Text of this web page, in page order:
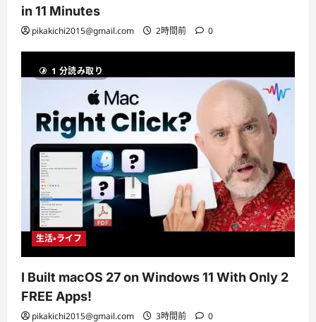
in 11 Minutes
pikakichi2015@gmail.com 2時間前 0
1 分読み取り
生活・ライフ
I Built macOS 27 on Windows 11 With Only 2
FREE Apps!
pikakichi2015@gmail.com 3時間前 0